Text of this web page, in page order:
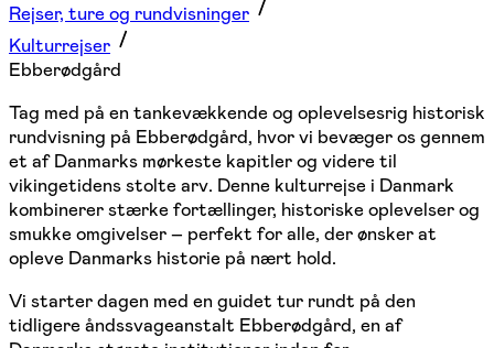
Rejser, ture og rundvisninger
Kulturrejser
Ebberødgård
Tag med på en tankevækkende og oplevelsesrig historisk
rundvisning på Ebberødgård, hvor vi bevæger os gennem
et af Danmarks mørkeste kapitler og videre til
vikingetidens stolte arv. Denne kulturrejse i Danmark
kombinerer stærke fortællinger, historiske oplevelser og
smukke omgivelser – perfekt for alle, der ønsker at
opleve Danmarks historie på nært hold.
Vi starter dagen med en guidet tur rundt på den
tidligere åndssvageanstalt Ebberødgård, en af